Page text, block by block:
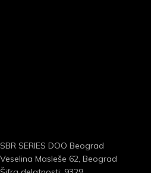
SBR SERIES DOO Beograd
Veselina Masleše 62, Beograd